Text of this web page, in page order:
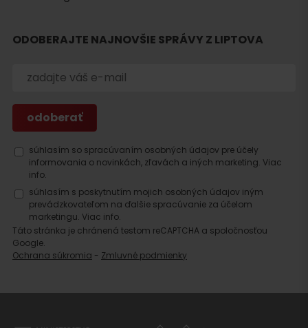
Hľadať
ODOBERAJTE NAJNOVŠIE SPRÁVY Z LIPTOVA
súhlasím so spracúvaním osobných údajov pre účely
informovania o novinkách, zľavách a iných marketing. Viac
info.
súhlasím s poskytnutím mojich osobných údajov iným
prevádzkovateľom na ďalšie spracúvanie za účelom
marketingu. Viac info.
Táto stránka je chránená testom reCAPTCHA a spoločnosťou
Google.
Ochrana súkromia - Zmluvné podmienky